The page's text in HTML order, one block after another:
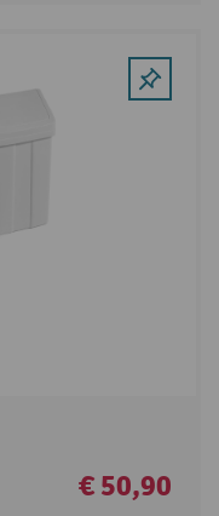
€ 50,90